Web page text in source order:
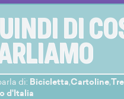
DI
di: Bicicletta,Cartoline,
d'Italia